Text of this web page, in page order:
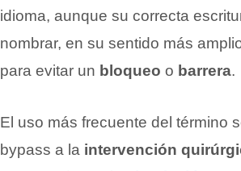
idioma, aunque su correcta
nombrar, en su sentido más
para evitar un bloqueo o barrera.
El uso más frecuente del término
bypass a la intervención